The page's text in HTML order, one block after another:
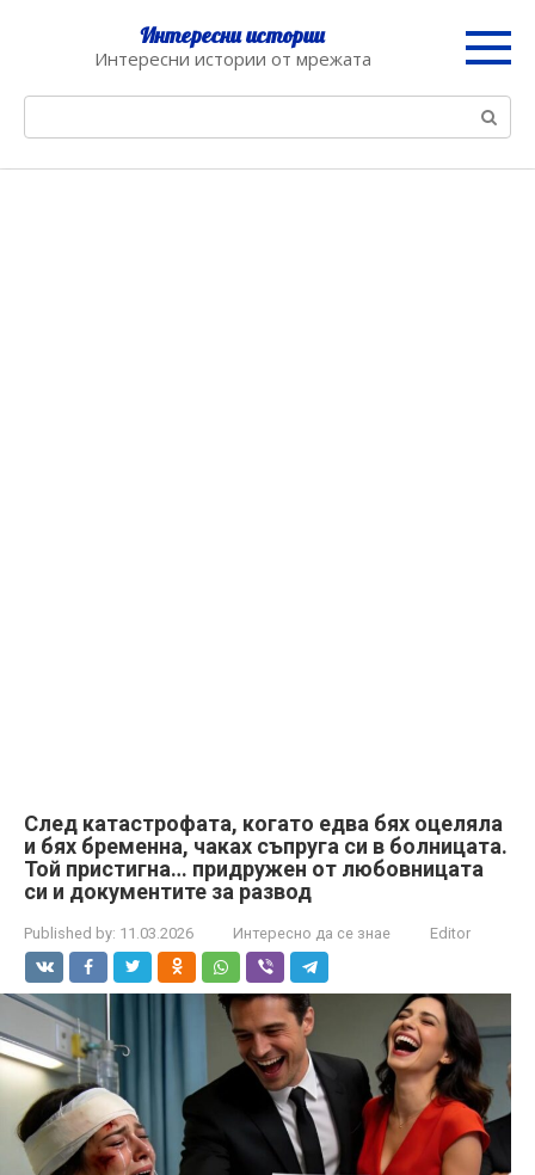
Интересни истории
Интересни истории от мрежата
След катастрофата, когато едва бях оцеляла
и бях бременна, чаках съпруга си в болницата.
Той пристигна… придружен от любовницата
си и документите за развод
Published by: 11.03.2026 Интересно да се знае Editor